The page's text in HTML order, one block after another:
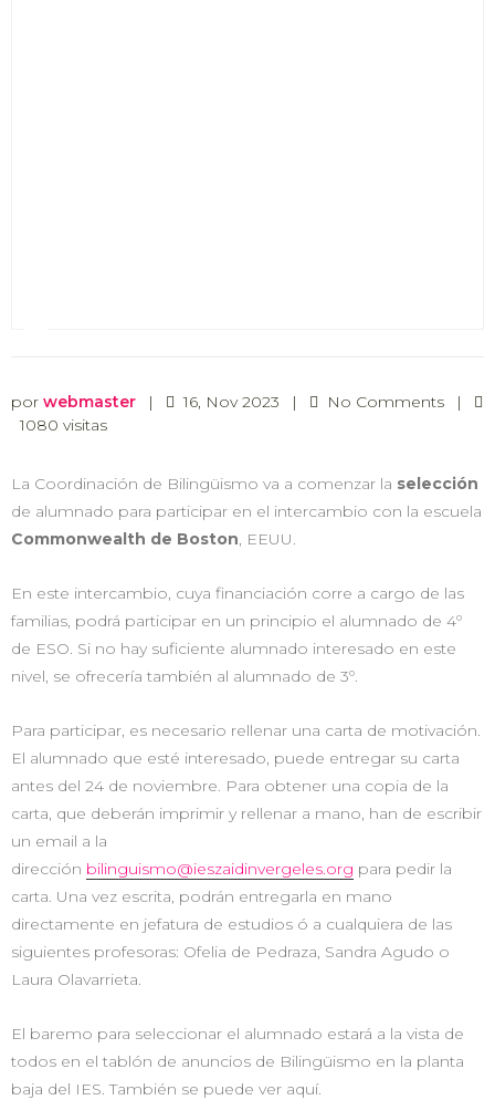
por webmaster | 16, Nov 2023 | No Comments
|
1080 visitas
La Coordinación de Bilingüismo va a comenzar la selección
de alumnado para participar en el intercambio con la escuela
Commonwealth de Boston , EEUU.
En este intercambio, cuya financiación corre a cargo de las
familias, podrá participar en un principio el alumnado de 4º
de ESO. Si no hay suficiente alumnado interesado en este
nivel, se ofrecería también al alumnado de 3º.
Para participar, es necesario rellenar una carta de motivación.
El alumnado que esté interesado, puede entregar su carta
antes del 24 de noviembre. Para obtener una copia de la
carta, que deberán imprimir y rellenar a mano, han de escribir
un email a la
dirección bilinguismo@ieszaidinvergeles.org para pedir la
carta. Una vez escrita, podrán entregarla en mano
directamente en jefatura de estudios ó a cualquiera de las
siguientes profesoras: Ofelia de Pedraza, Sandra Agudo o
Laura Olavarrieta.
El baremo para seleccionar el alumnado estará a la vista de
todos en el tablón de anuncios de Bilingüismo en la planta
baja del IES. También se puede ver aquí.